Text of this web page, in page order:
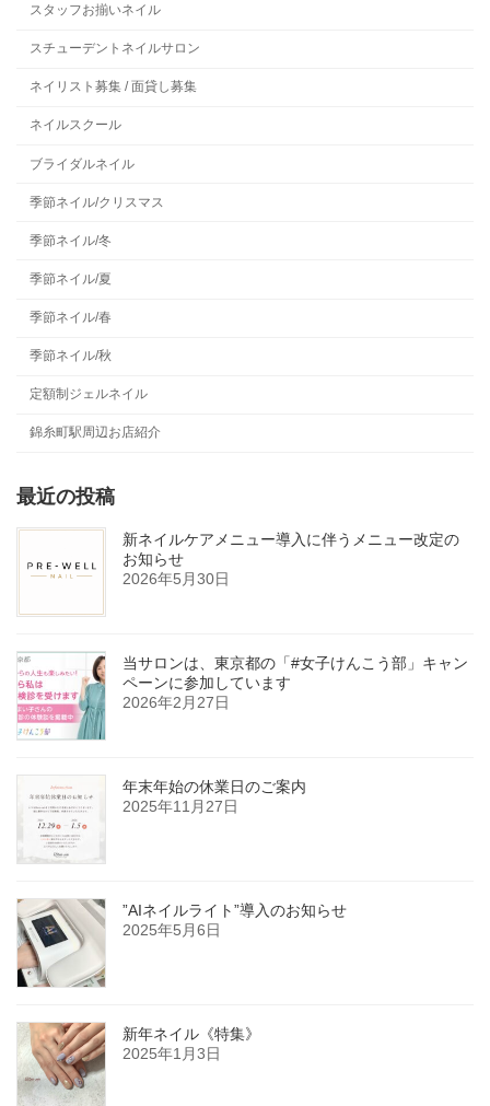
スタッフお揃いネイル
スチューデントネイルサロン
ネイリスト募集 / 面貸し募集
ネイルスクール
ブライダルネイル
季節ネイル/クリスマス
季節ネイル/冬
季節ネイル/夏
季節ネイル/春
季節ネイル/秋
定額制ジェルネイル
錦糸町駅周辺お店紹介
最近の投稿
新ネイルケアメニュー導入に伴うメニュー改定の
お知らせ
2026年5月30日
当サロンは、東京都の「#女子けんこう部」キャン
ペーンに参加しています
2026年2月27日
年末年始の休業日のご案内
2025年11月27日
”AIネイルライト”導入のお知らせ
2025年5月6日
新年ネイル《特集》
2025年1月3日